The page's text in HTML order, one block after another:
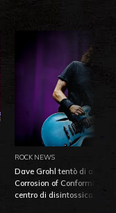
ROCK NEWS
Dave Grohl tentò di
Corrosion of Conformity
centro di